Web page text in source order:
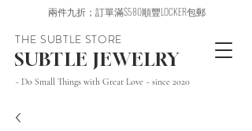
THE SUBTLE STORE
~ Do Small Things with Great Love ~ since 2020
兩件九折；訂單滿$580順豐LOCKER包郵
SUBTLE JEWELRY